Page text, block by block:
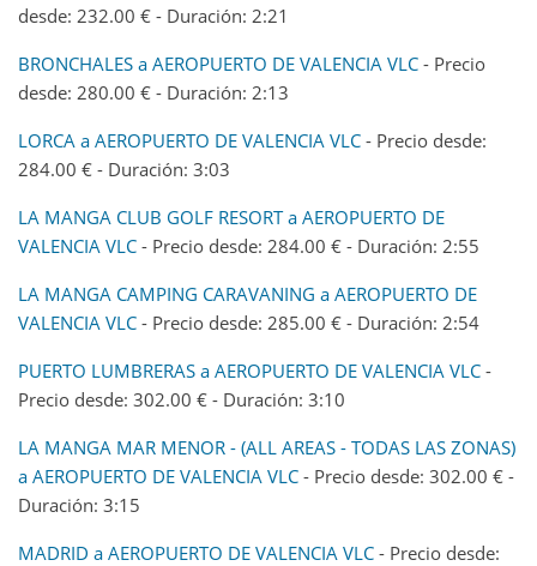
desde: 232.00 € - Duración: 2:21
BRONCHALES a AEROPUERTO DE VALENCIA VLC - Precio
desde: 280.00 € - Duración: 2:13
LORCA a AEROPUERTO DE VALENCIA VLC - Precio desde:
284.00 € - Duración: 3:03
LA MANGA CLUB GOLF RESORT a AEROPUERTO DE
VALENCIA VLC - Precio desde: 284.00 € - Duración: 2:55
LA MANGA CAMPING CARAVANING a AEROPUERTO DE
VALENCIA VLC - Precio desde: 285.00 € - Duración: 2:54
PUERTO LUMBRERAS a AEROPUERTO DE VALENCIA VLC -
Precio desde: 302.00 € - Duración: 3:10
LA MANGA MAR MENOR - (ALL AREAS - TODAS LAS ZONAS)
a AEROPUERTO DE VALENCIA VLC - Precio desde: 302.00 € -
Duración: 3:15
MADRID a AEROPUERTO DE VALENCIA VLC - Precio desde: